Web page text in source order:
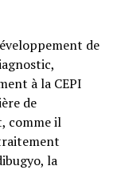
de
à la CEPI
de
comme il
la